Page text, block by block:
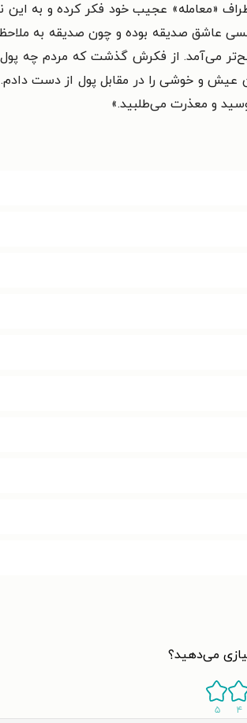
«معامله» عجیب خود فکر کرده و به این
عاشق صدیقه بوده و چون صدیقه به
می‌آمد. از فکرش گذشت که مردم چه
و خوشی را در مقابل پول از دست
و معذرت می‌طلبید.»
می‌دهید؟
۴ ۵